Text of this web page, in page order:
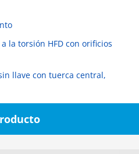
la torsión HFD con orificios
llave con tuerca central,